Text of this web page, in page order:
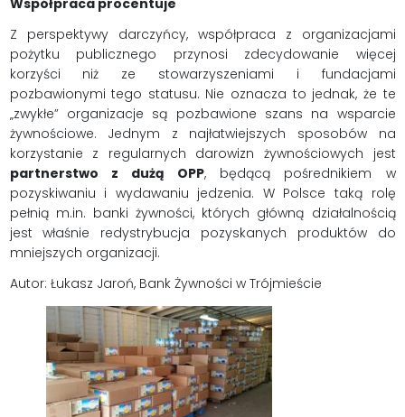
Z perspektywy darczyńcy, współpraca z organizacjami
pożytku publicznego przynosi zdecydowanie więcej
korzyści niż ze stowarzyszeniami i fundacjami
pozbawionymi tego statusu. Nie oznacza to jednak, że te
„zwykłe” organizacje są pozbawione szans na wsparcie
żywnościowe. Jednym z najłatwiejszych sposobów na
korzystanie z regularnych darowizn żywnościowych jest
partnerstwo z dużą OPP, będącą pośrednikiem w
pozyskiwaniu i wydawaniu jedzenia. W Polsce taką rolę
pełnią m.in. banki żywności, których główną działalnością
jest właśnie redystrybucja pozyskanych produktów do
mniejszych organizacji.
Autor: Łukasz Jaroń, Bank Żywności w Trójmieście